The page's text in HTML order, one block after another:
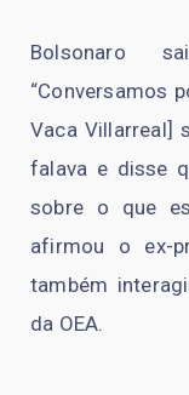
Bolsonaro
“Conversamos
Vaca Villarreal]
falava e disse
sobre o que
afirmou o ex-
também
da OEA.